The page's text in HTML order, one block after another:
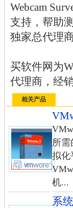
Webcam
支持，帮助
独家总代理
买软件网为
代理商，经
相关产品
所需
拟
机...
系